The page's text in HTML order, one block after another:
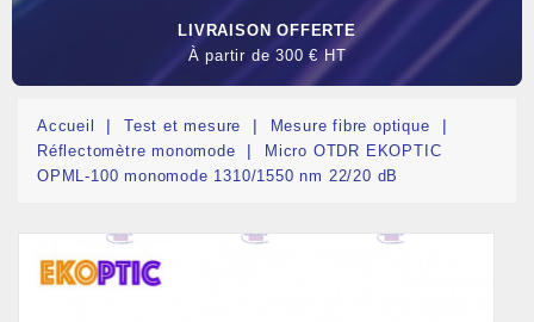
LIVRAISON OFFERTE
À partir de 300 € HT
Accueil Test et mesure
Mesure fibre optique
Réflectomètre monomode
Micro OTDR EKOPTIC
OPML-100 monomode 1310/1550 nm 22/20 dB